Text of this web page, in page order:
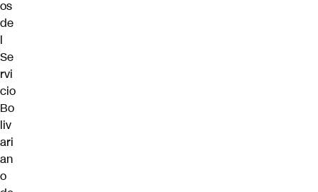
os
de
l
Se
rvi
cio
Bo
liv
ari
an
o